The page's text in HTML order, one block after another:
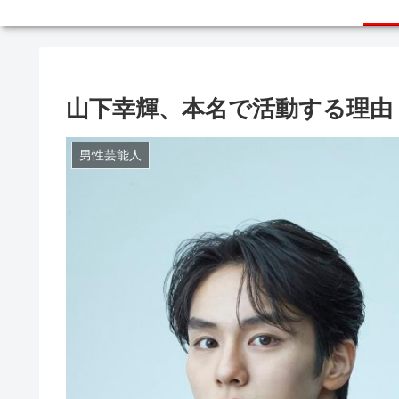
山下幸輝、本名で活動する理
男性芸能人